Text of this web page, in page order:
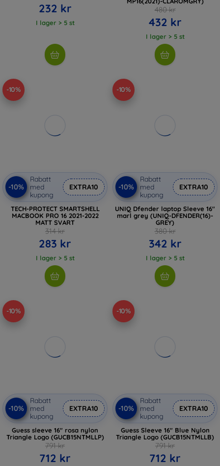
232 kr
I lager > 5 st
480 kr
432 kr
I lager > 5 st
-10%
-10%
Rabatt
med
kupong
EXTRA10
TECH-PROTECT SMARTSHELL
MACBOOK PRO 16 2021-2022
MATT SVART
314 kr
283 kr
I lager > 5 st
-10%
-10%
Rabatt
med
kupong
EXTRA10
UNIQ Dfender laptop Sleeve 16"
marl grey (UNIQ-DFENDER(16)-
GREY)
380 kr
342 kr
I lager > 5 st
-10%
-10%
Rabatt
med
kupong
EXTRA10
Guess sleeve 16" rosa nylon
Triangle Logo (GUCB15NTMLLP)
791 kr
712 kr
-10%
-10%
Rabatt
med
kupong
EXTRA10
Guess Sleeve 16" Blue Nylon
Triangle Logo (GUCB15NTMLLB)
791 kr
712 kr